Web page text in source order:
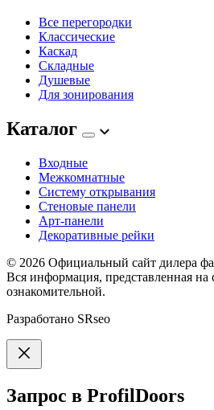
Все перегородки
Классические
Каскад
Складные
Душевые
Для зонирования
Каталог
Входные
Межкомнатные
Систему открывания
Стеновые панели
Арт-панели
Декоративные рейки
© 2026 Официальный сайт дилера
Вся информация, представленная на
ознакомительной.
Разработано SRseo
Запрос в ProfilDoors